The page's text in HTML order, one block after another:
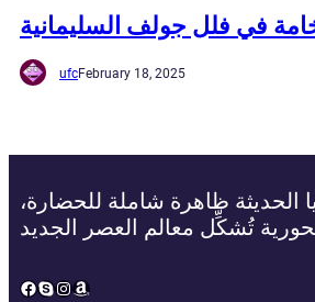
في فلل جولف السليمانية
ufcFebruary 18, 2025
الحديثة ظاهرة شاملة للحضارة،
تُشكِّل معالم العصر الجديد
Facebook
Skype
Instagram
Amazon